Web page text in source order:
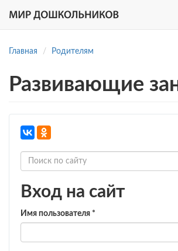
Главная Родителям
Развивающие
Вход на сайт
Имя пользователя *